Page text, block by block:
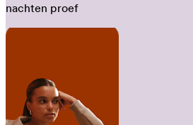
nachten proef